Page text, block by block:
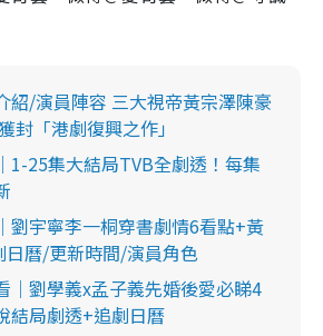
紹/演員陣容 三大視帝黃宗澤陳豪
封「港劇復興之作」
1-25集大結局TVB全劇透！每集
劉宇寧李一桐穿書劇情6看點+黃
日曆/更新時間/演員角色
｜劉學義x孟子義先婚後愛必睇4
結局劇透+追劇日曆